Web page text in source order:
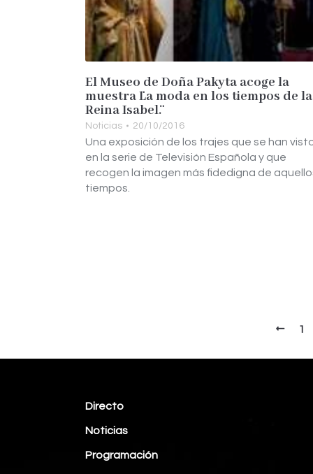
El Museo de Doña Pakyta acoge la
muestra ¨La moda en los tiempos de la
Reina Isabel¨.
Noticias 20/10/2016
Una exposición de los trajes que se han
en la serie de Televisión Española y que
recogen la imagen más fidedigna de
tiempos.
1
Directo
Noticias
Programación